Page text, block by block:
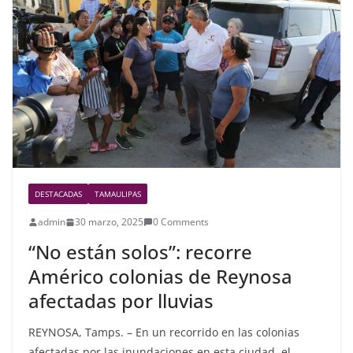
o
o
k
DESTACADAS TAMAULIPAS
admin 30 marzo, 2025 0 Comments
“No están solos”: recorre
Américo colonias de Reynosa
afectadas por lluvias
REYNOSA, Tamps. – En un recorrido en las colonias